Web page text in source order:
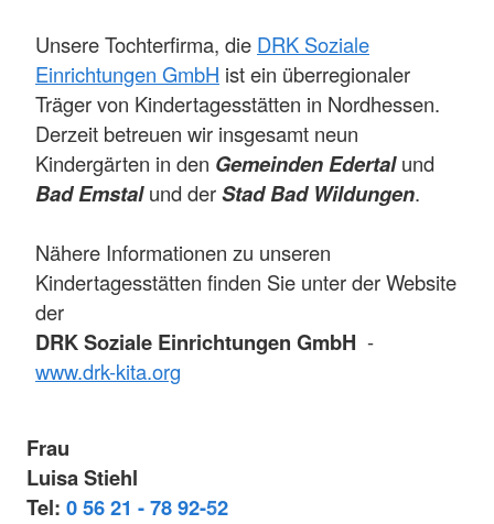
Unsere Tochterfirma, die DRK Soziale
Einrichtungen GmbH ist ein überregionaler
Träger von Kindertagesstätten in Nordhessen.
Derzeit betreuen wir insgesamt neun
Kindergärten in den Gemeinden Edertalund
Bad Emstalund derStad Bad Wildungen.
Nähere Informationen zu unseren
Kindertagesstätten finden Sie unter der Website
der
DRK Soziale Einrichtungen GmbH -
www.drk-kita.org
Frau
Luisa Stiehl
Tel: 0 56 21 - 78 92-52